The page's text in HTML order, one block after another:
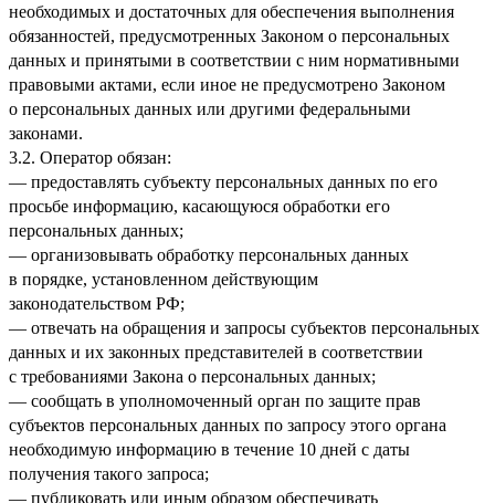
необходимых и достаточных для обеспечения выполнения
обязанностей, предусмотренных Законом о персональных
данных и принятыми в соответствии с ним нормативными
правовыми актами, если иное не предусмотрено Законом
о персональных данных или другими федеральными
законами.
3.2. Оператор обязан:
— предоставлять субъекту персональных данных по его
просьбе информацию, касающуюся обработки его
персональных данных;
— организовывать обработку персональных данных
в порядке, установленном действующим
законодательством РФ;
— отвечать на обращения и запросы субъектов персональных
данных и их законных представителей в соответствии
с требованиями Закона о персональных данных;
— сообщать в уполномоченный орган по защите прав
субъектов персональных данных по запросу этого органа
необходимую информацию в течение 10 дней с даты
получения такого запроса;
— публиковать или иным образом обеспечивать